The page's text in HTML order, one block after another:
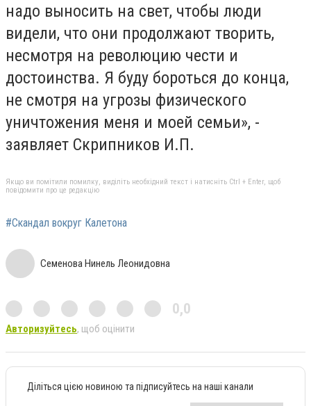
надо выносить на свет, чтобы люди
видели, что они продолжают творить,
несмотря на революцию чести и
достоинства. Я буду бороться до конца,
не смотря на угрозы физического
уничтожения меня и моей семьи», -
заявляет Скрипников И.П.
Якщо ви помітили помилку, виділіть необхідний текст і натисніть Ctrl + Enter, щоб
повідомити про це редакцію
#Скандал вокруг Калетона
Семенова Нинель Леонидовна
0,0
Авторизуйтесь, щоб оцінити
Діліться цією новиною та підписуйтесь на наші канали